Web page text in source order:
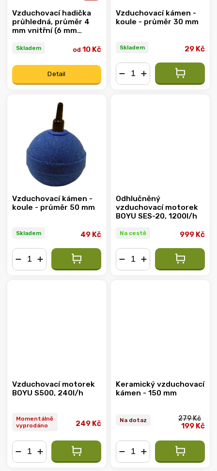
Vzduchovací hadička
průhledná, průměr 4
mm vnitřní (6 mm
Skladem od 10 Kč
Detail
Vzduchovací kámen -
koule - průměr 30 mm
Skladem 29 Kč
Vzduchovací kámen -
koule - průměr 50 mm
Skladem 49 Kč
Odhlučněný
vzduchovací motorek
BOYU SES-20, 1200l/h
Na cestě 999 Kč
Vzduchovací motorek
BOYU S500, 240l/h
Momentálně
vyprodáno
249 Kč
Keramický vzduchovací
kámen - 150 mm
Na dotaz 279 Kč
199 Kč